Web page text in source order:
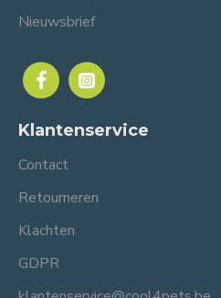
Nieuwsbrief
Klantenservice
Contact
Retourneren
Klachten
GDPR